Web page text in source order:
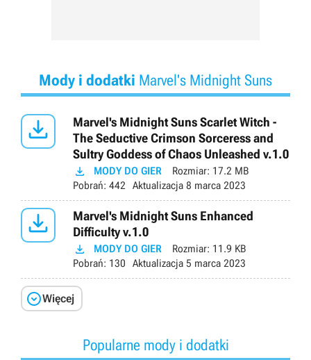
Mody i dodatki Marvel's Midnight Suns

Marvel's Midnight Suns Scarlet Witch -
The Seductive Crimson Sorceress and
Sultry Goddess of Chaos Unleashed v.1.0
 MODY DO GIER Rozmiar: 17.2 MB
Pobrań: 442 Aktualizacja 8 marca 2023

Marvel's Midnight Suns Enhanced
Difficulty v.1.0
 MODY DO GIER Rozmiar: 11.9 KB
Pobrań: 130 Aktualizacja 5 marca 2023
Więcej
Popularne mody i dodatki